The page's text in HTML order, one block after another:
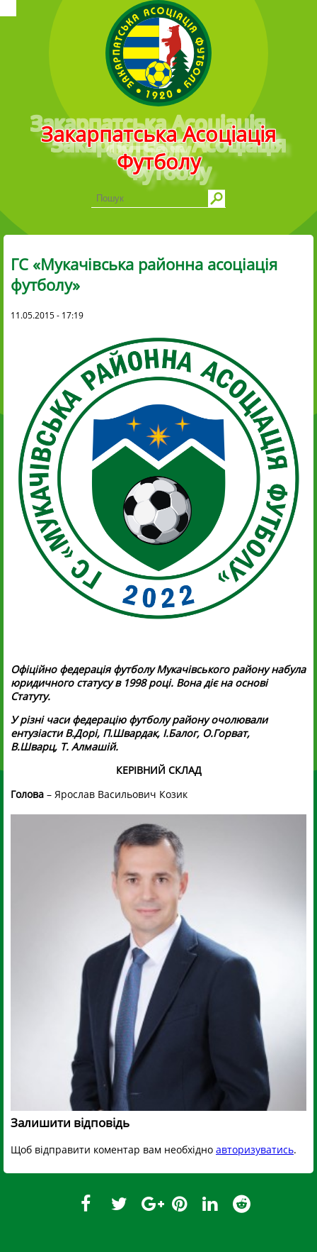
Головне меню
Закарпатська Асоціація
Футболу
ГС «Мукачівська районна асоціація
футболу»
11.05.2015 - 17:19
Офіційно федерація футболу Мукачівського району набула
юридичного статусу в 1998 році. Вона діє на основі
Статуту.
У різні часи федерацію футболу району очолювали
ентузіасти В.Дорі, П.Швардак, І.Балог, О.Горват,
В.Шварц, Т. Алмашій.
КЕРІВНИЙ СКЛАД
Голова – Ярослав Васильович Козик
Залишити відповідь
Щоб відправити коментар вам необхідно авторизуватись.